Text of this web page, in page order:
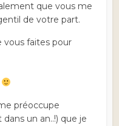
que vous me
de votre part.
vous faites pour
préoccupe
un an..!) que je